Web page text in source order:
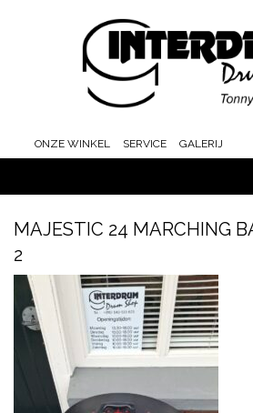
ONZE WINKEL SERVICE GALERIJ
HOME
DRUMS
ORCHESTRA EN MARCHING
MAJESTIC 24 MARCHING
2